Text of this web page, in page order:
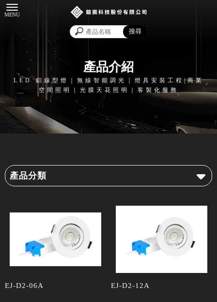
產品介紹
產品分類
EJ-D2-06A EJ-D2-12A